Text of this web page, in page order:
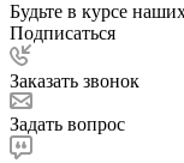
Будьте в курсе
Подписаться
Заказать звонок
Задать вопрос